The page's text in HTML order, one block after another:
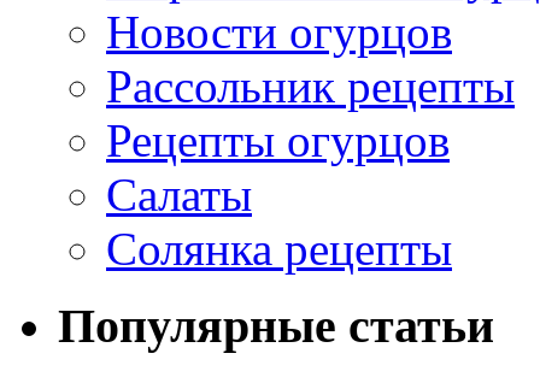
Новости огурцов
Рассольник рецепты
Рецепты огурцов
Салаты
Солянка рецепты
Популярные статьи